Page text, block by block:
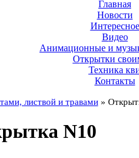
Главная
Новости
Интересное
Видео
Анимационные и
Открытки
Техника
Контакты
листвой и травами»
N10